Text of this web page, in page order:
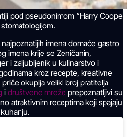
pod pseudonimom “Harry
imena domaće gastro
imena krije se Zeničanin,
i zaljubljenik u kulinarstvo i
kroz recepte, kreativne
okuplja veliki broj pratitelja
i društvene mreže prepoznatljivi su
atraktivnim receptima koji spajaju